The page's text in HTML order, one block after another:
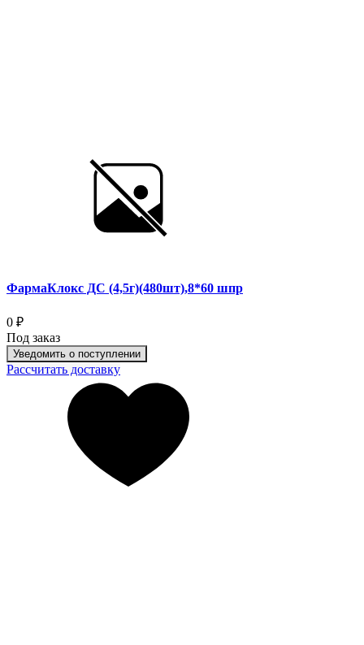
ФармаКлокс ДС (4,5г)(480шт),8*60 шпр
0 ₽
Под заказ
Уведомить о поступлении
Рассчитать доставку